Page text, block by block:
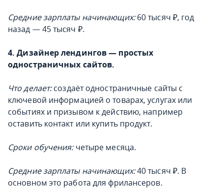
Средние зарплаты начинающих:60 тысяч ₽, год
назад — 45 тысяч ₽.
4. Дизайнер лендингов — простых
одностраничных сайтов.
Что делает:создаёт одностраничные сайты с
ключевой информацией о товарах, услугах или
событиях и призывом к действию, например
оставить контакт или купить продукт.
Сроки обучения: четыре месяца.
Средние зарплаты начинающих:40 тысяч ₽. В
основном это работа для фрилансеров.